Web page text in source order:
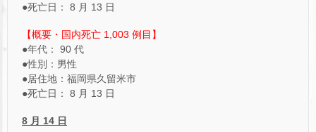
●死亡日： 8 月 13 日
【概要・国内死亡 1,003 例目】
●年代： 90 代
●性別：男性
●居住地：福岡県久留米市
●死亡日： 8 月 13 日
8 月 14 日